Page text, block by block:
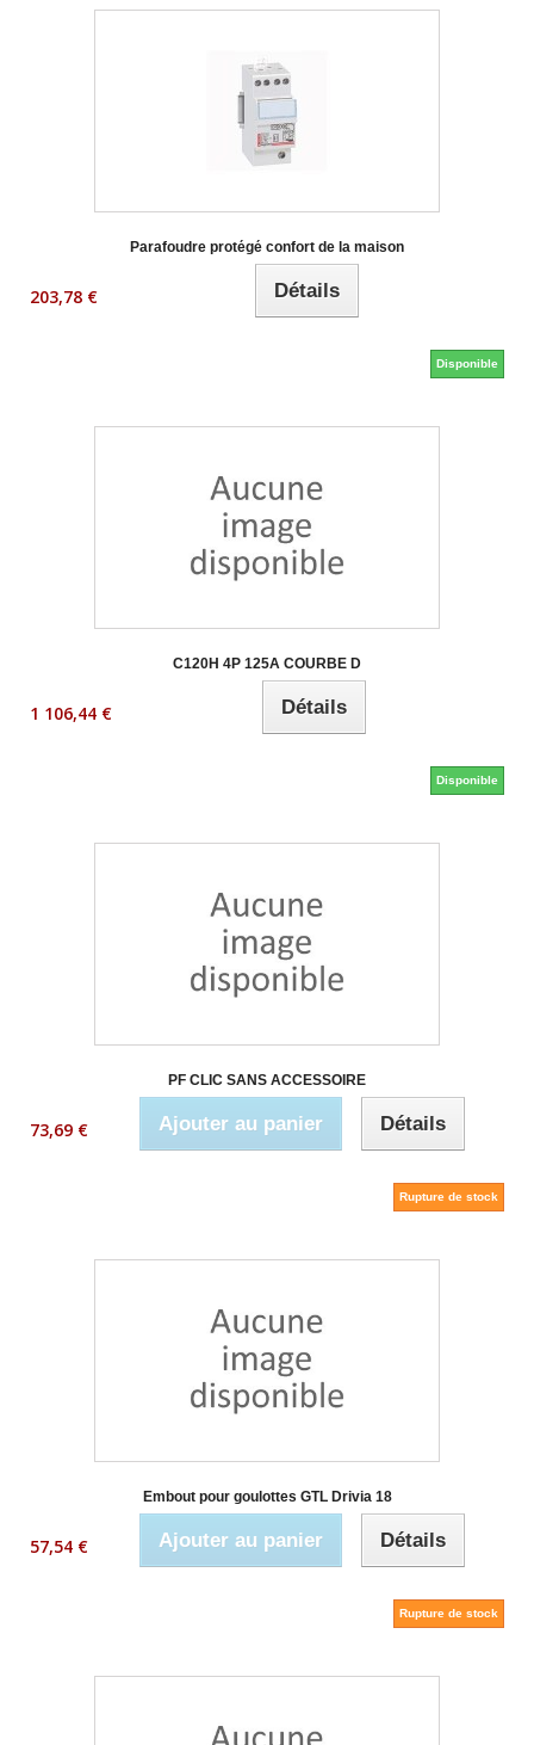
Parafoudre protégé confort de la maison
203,78 € Détails
Disponible
C120H 4P 125A COURBE D
1 106,44 € Détails
Disponible
PF CLIC SANS ACCESSOIRE
73,69 € Ajouter au panier Détails
Rupture de stock
Embout pour goulottes GTL Drivia 18
57,54 € Ajouter au panier Détails
Rupture de stock